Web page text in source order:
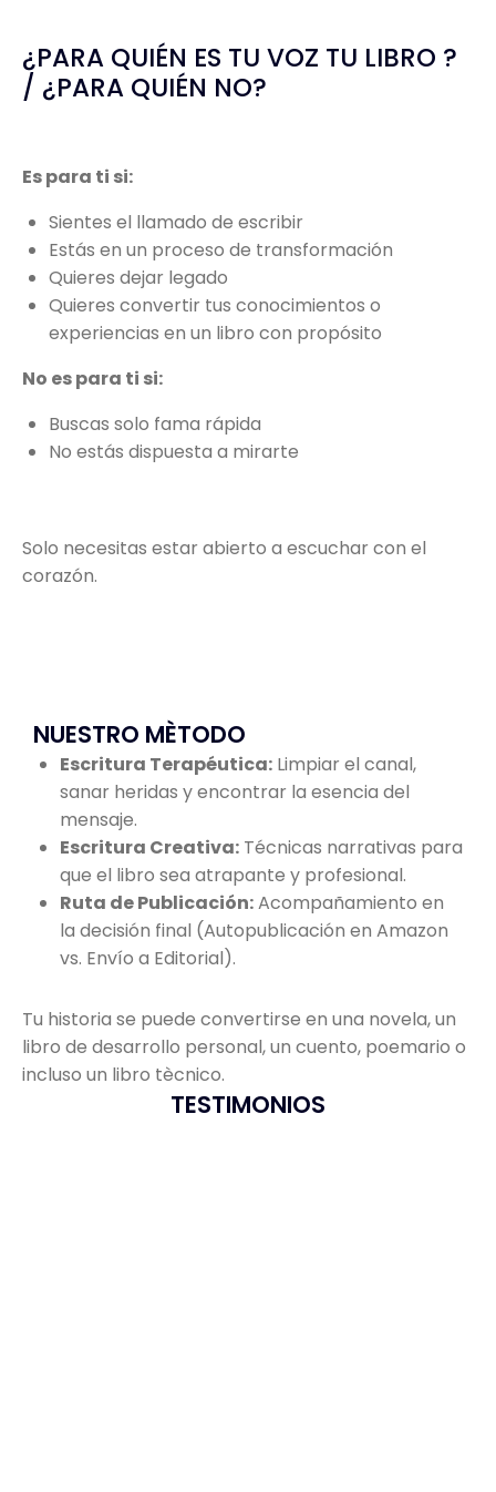
¿PARA QUIÉN ES TU VOZ TU LIBRO ?
/ ¿PARA QUIÉN NO?
Es para ti si:
Sientes el llamado de escribir
Estás en un proceso de transformación
Quieres dejar legado
Quieres convertir tus conocimientos o
experiencias en un libro con propósito
No es para ti si:
Buscas solo fama rápida
No estás dispuesta a mirarte
Solo necesitas estar abierto a escuchar con el
corazón.
NUESTRO MÈTODO
Escritura Terapéutica: Limpiar el canal,
sanar heridas y encontrar la esencia del
mensaje.
Escritura Creativa: Técnicas narrativas para
que el libro sea atrapante y profesional.
Ruta de Publicación:Acompañamiento en
la decisión final (Autopublicación en Amazon
vs. Envío a Editorial).
Tu historia se puede convertirse en una novela, un
libro de desarrollo personal, un cuento, poemario o
incluso un libro tècnico.
TESTIMONIOS